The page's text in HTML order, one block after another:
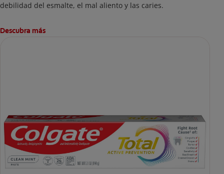
debilidad del esmalte, el mal aliento y las caries.
Descubra más